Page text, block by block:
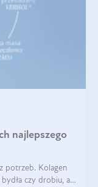
najlepszego
potrzeb. Kolagen
czy drobiu, a